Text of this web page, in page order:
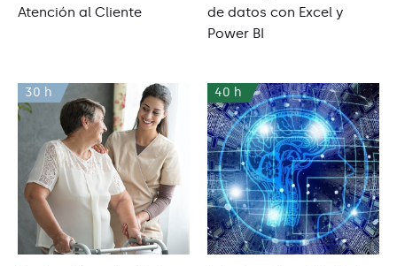
Atención al Cliente
de datos con Excel y
Power BI
30 h 40 h